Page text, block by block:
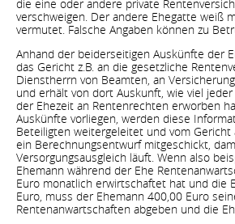
die eine oder andere private
verschweigen. Der andere Ehegatte weiß
vermutet. Falsche Angaben können zu
Anhand der beiderseitigen Auskünfte der
das Gericht z.B. an die gesetzliche
Dienstherrn von Beamten, an
und erhält von dort Auskunft, wie viel
der Ehezeit an Rentenrechten erworben
Auskünfte vorliegen, werden diese
Beteiligten weitergeleitet und vom
ein Berechnungsentwurf mitgeschickt,
Versorgungsausgleich läuft. Wenn also
Ehemann während der Ehe
Euro monatlich erwirtschaftet hat und die
Euro, muss der Ehemann 400,00 Euro
Rentenanwartschaften abgeben und die